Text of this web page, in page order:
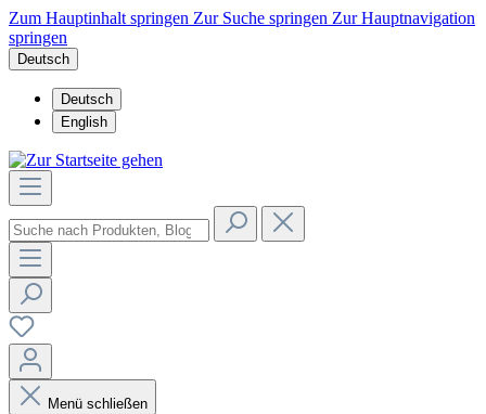
Zum Hauptinhalt springen Zur Suche springen Zur Hauptnavigation
springen
Deutsch
Deutsch
English
Menü schließen